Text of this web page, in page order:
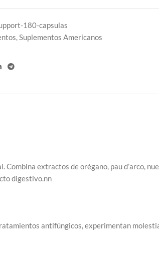
180-capsulas
,Suplementos Americanos
extractos de orégano, pau d’arco,
digestivo.nn
antifúngicos, experimentan